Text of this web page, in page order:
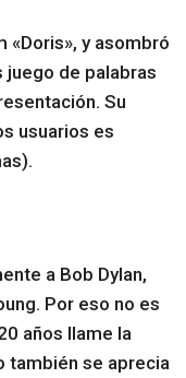
«Doris», y asombró
de palabras
Su
usuarios es
a Bob Dylan,
Por eso no es
años llame la
también se aprecia